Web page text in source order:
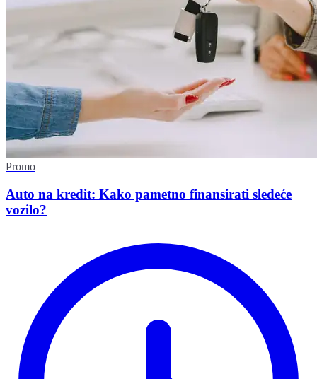
Promo
Auto na kredit: Kako pametno finansirati sledeće
vozilo?